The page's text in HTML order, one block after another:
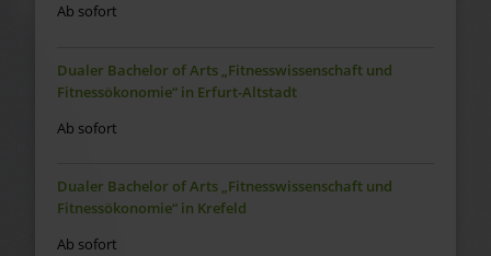
Ab sofort
Dualer Bachelor of Arts „Fitnesswissenschaft und
Fitnessökonomie“ in Erfurt-Altstadt
Ab sofort
Dualer Bachelor of Arts „Fitnesswissenschaft und
Fitnessökonomie“ in Krefeld
Ab sofort